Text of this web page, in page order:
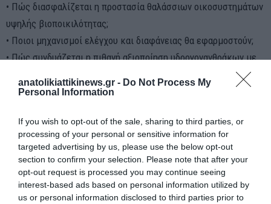
anatolikiattikinews.gr - Do Not Process My
Personal Information
If you wish to opt-out of the sale, sharing to third parties, or
processing of your personal or sensitive information for
targeted advertising by us, please use the below opt-out
section to confirm your selection. Please note that after your
opt-out request is processed you may continue seeing
interest-based ads based on personal information utilized by
us or personal information disclosed to third parties prior to
• Πώς διασφαλίζεται η προστασία θαλάσσιων οικοσυστημάτων
υψηλής βιοποικιλότητας;
• Ποιοι μηχανισμοί ελέγχου και διαφάνειας θα εφαρμοστούν;
• Πώς συνδυάζεται η πιθανή αξιοποίηση υδρογονανθράκων με
στην αξιοποίηση φυσικών πόρων και στη δέσμευση για
πράσινη μετάβαση. Η πρόκληση δεν είναι μόνο οικονομική
είναι και θεσμική.